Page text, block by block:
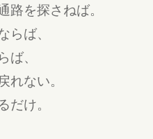
路を探さねば。
らば、
ば、
れない。
だけ。